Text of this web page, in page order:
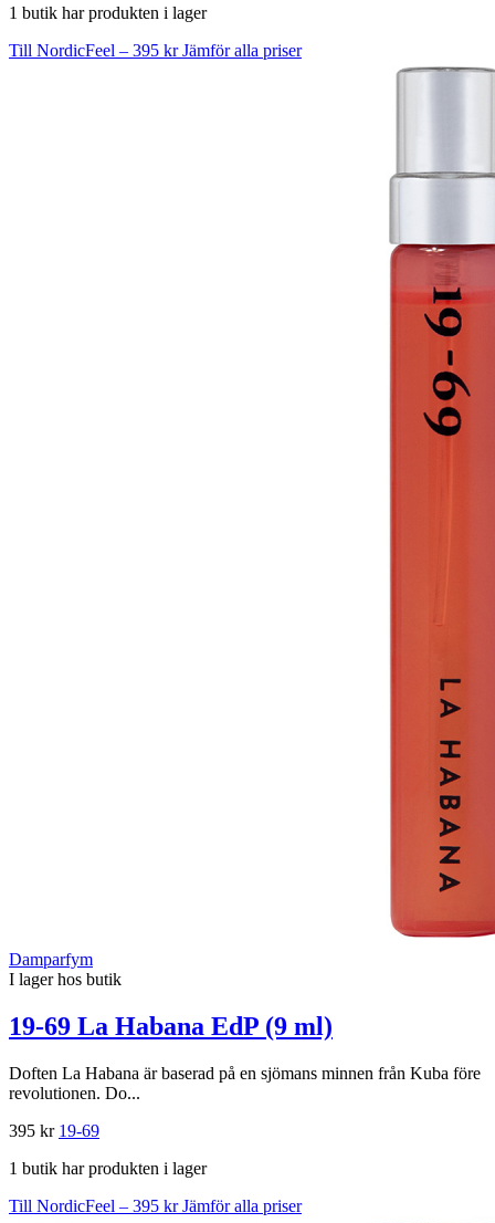
1 butik har produkten i lager
Till NordicFeel – 395 krJämför alla priser
Damparfym
I lager hos butik
19-69 La Habana EdP (9 ml)
Doften La Habana är baserad på en sjömans minnen från Kuba före
revolutionen. Do...
395 kr 19-69
1 butik har produkten i lager
Till NordicFeel – 395 krJämför alla priser